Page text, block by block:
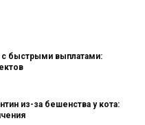
быстрыми выплатами:
из-за бешенства у кота: